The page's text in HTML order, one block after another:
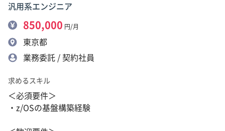
汎用系エンジニア
850,000 円/月
東京都
業務委託 / 契約社員
求めるスキル
＜必須要件＞
・z/OSの基盤構築経験